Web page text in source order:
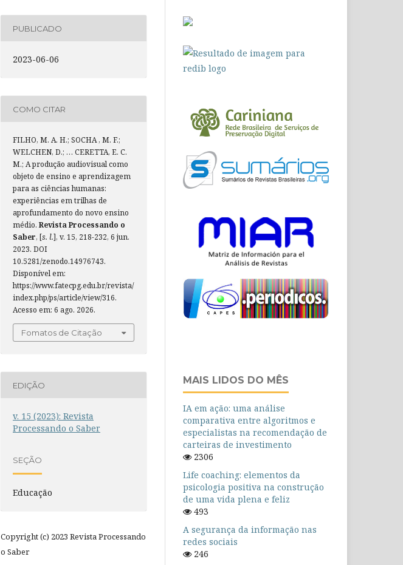
PUBLICADO
2023-06-06
COMO CITAR
FILHO, M. A. H.; SOCHA , M. F.;
WELCHEN, D.; … CERETTA, E. C.
M.; A produção audiovisual como
objeto de ensino e aprendizagem
para as ciências humanas:
experiências em trilhas de
aprofundamento do novo ensino
médio. Revista Processando o
Saber, [s. l.], v. 15, 218-232, 6 jun.
2023. DOI
10.5281/zenodo.14976743.
Disponível em:
https://www.fatecpg.edu.br/revista/
index.php/ps/article/view/316.
Acesso em: 6 ago. 2026.
Fomatos de Citação
EDIÇÃO
v. 15 (2023): Revista
Processando o Saber
SEÇÃO
Educação
Copyright (c) 2023 Revista Processando
o Saber
MAIS LIDOS DO MÊS
IA em ação: uma análise
comparativa entre algoritmos e
especialistas na recomendação de
carteiras de investimento
2306
Life coaching: elementos da
psicologia positiva na construção
de uma vida plena e feliz
493
A segurança da informação nas
redes sociais
246